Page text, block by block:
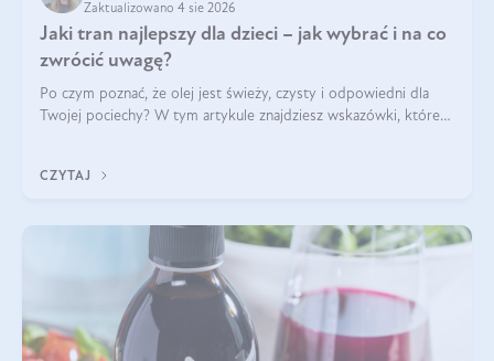
Zaktualizowano 4 sie 2026
Jaki tran najlepszy dla dzieci – jak wybrać i na co
zwrócić uwagę?
Po czym poznać, że olej jest świeży, czysty i odpowiedni dla
Twojej pociechy? W tym artykule znajdziesz wskazówki, które
CZYTAJ